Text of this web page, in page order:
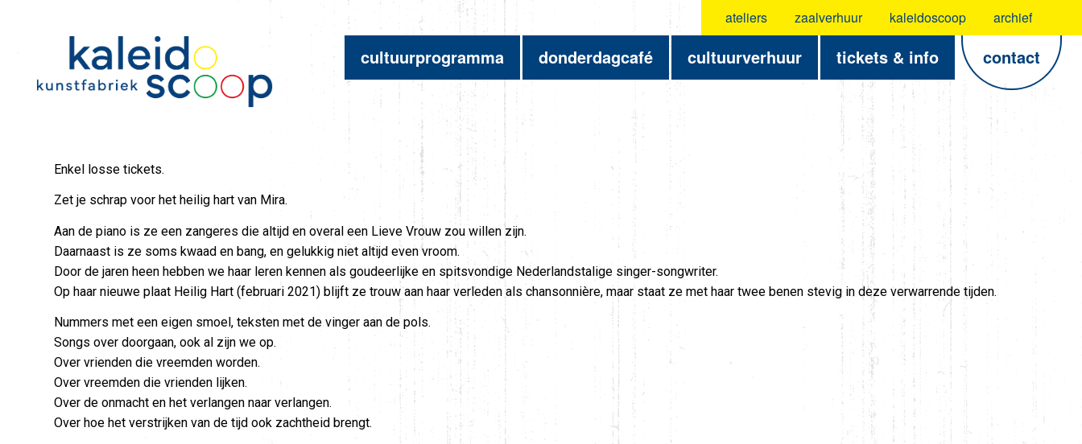
ateliers zaalverhuur kaleidoscoop archief
cultuurprogramma donderdagcafé cultuurverhuur tickets & info contact
Enkel losse tickets.
Zet je schrap voor het heilig hart van Mira.
Aan de piano is ze een zangeres die altijd en overal een Lieve Vrouw zou willen zijn.
Daarnaast is ze soms kwaad en bang, en gelukkig niet altijd even vroom.
Door de jaren heen hebben we haar leren kennen als goudeerlijke en spitsvondige Nederlandstalige singer-songwriter.
Op haar nieuwe plaat Heilig Hart (februari 2021) blijft ze trouw aan haar verleden als chansonnière, maar staat ze met haar twee benen stevig in deze verwarrende tijden.
Nummers met een eigen smoel, teksten met de vinger aan de pols.
Songs over doorgaan, ook al zijn we op.
Over vrienden die vreemden worden.
Over vreemden die vrienden lijken.
Over de onmacht en het verlangen naar verlangen.
Over hoe het verstrijken van de tijd ook zachtheid brengt.